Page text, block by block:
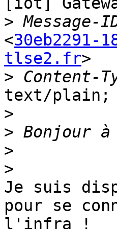
>
<30eb2291-
tlse2.fr>
>
text/plain;
>
>
>
>
Je suis
pour se
l'infra !